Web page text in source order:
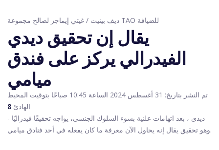
ديف بينيت / غيتي إيماجز لصالح مجموعة TAO للضيافة
يقال إن تحقيق ديدي
الفيدرالي يركز على فندق
ميامي
تم النشر بتاريخ: 31 أغسطس 2024 الساعة 10:45 صباحًا بتوقيت المحيط
الهادئ 8
ديدي ، بعد اتهامات علنية بسوء السلوك الجنسي، يواجه تحقيقًا فيدراليًا -
وهو تحقيق يقال إنه يحاول الآن معرفة ما كان يفعله في أحد فنادق ميامي.